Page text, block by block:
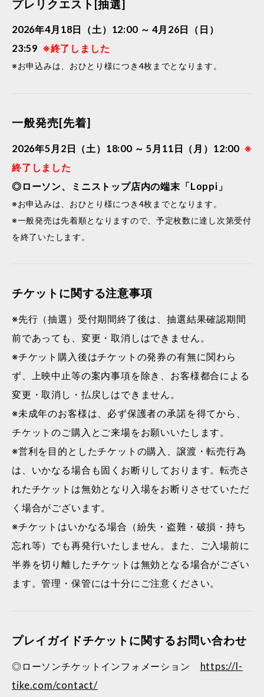
プレリクエスト[抽選]
2026年4月18日（土）12:00 ～ 4月26日（日）
23:59 ※終了しました
※お申込みは、おひとり様につき4枚までとなります。
一般発売[先着]
2026年5月2日（土）18:00 ～ 5月11日（月）12:00 ※
終了しました
◎ローソン、ミニストップ店内の端末「Loppi」
※お申込みは、おひとり様につき4枚までとなります。
※一般発売は先着順となりますので、予定枚数に達し次第受付
を終了いたします。
チケットに関する注意事項
※先行（抽選）受付期間終了後は、抽選結果確認期間
前であっても、変更・取消しはできません。
※チケット購入後はチケットの発券の有無に関わら
ず、上映中止等の案内事項を除き、お客様都合による
変更・取消し・払戻しはできません。
※未成年のお客様は、必ず保護者の承諾を得てから、
チケットのご購入とご来場をお願いいたします。
※営利を目的としたチケットの購入、譲渡・転売行為
は、いかなる場合も固くお断りしております。転売さ
れたチケットは無効となり入場をお断りさせていただ
く場合がございます。
※チケットはいかなる場合（紛失・盗難・破損・持ち
忘れ等）でも再発行いたしません。また、ご入場前に
半券を切り離したチケットは無効となる場合がござい
ます。管理・保管には十分にご注意ください。
プレイガイドチケットに関するお問い合わせ
◎ローソンチケットインフォメーション https://l-
tike.com/contact/